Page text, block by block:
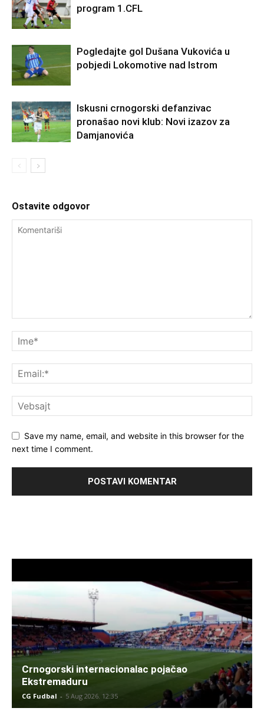
program 1.CFL
Pogledajte gol Dušana Vukovića u
pobjedi Lokomotive nad Istrom
Iskusni crnogorski defanzivac
pronašao novi klub: Novi izazov za
Damjanovića
Ostavite odgovor
Save my name, email, and website in this browser for the
next time I comment.
Crnogorski internacionalac pojačao
Ekstremaduru
CG Fudbal - 5 Aug 2026. 12:35